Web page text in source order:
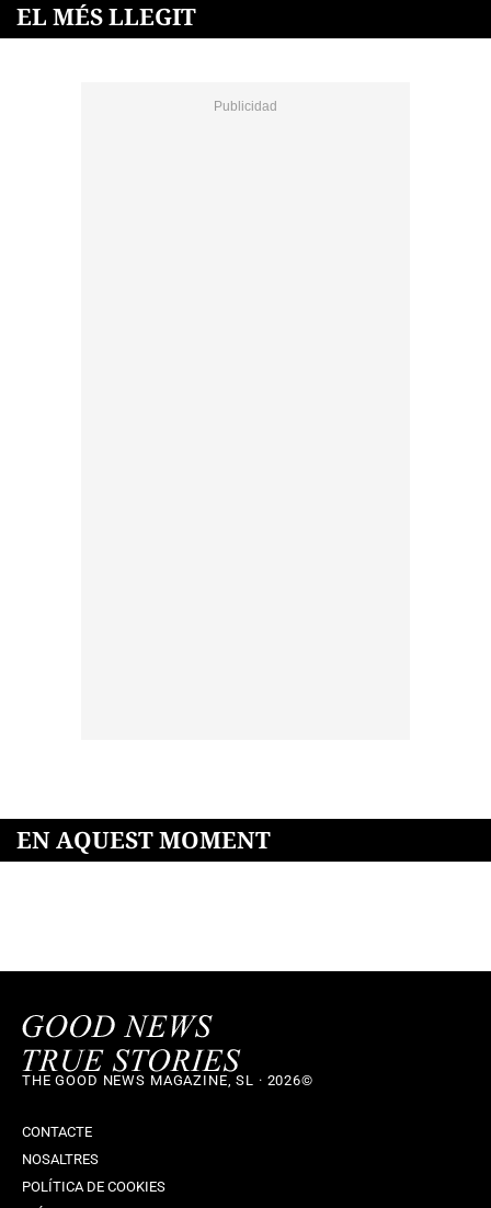
EL MÉS LLEGIT
EN AQUEST MOMENT
THE GOOD NEWS MAGAZINE, SL · 2026©
CONTACTE
NOSALTRES
POLÍTICA DE COOKIES